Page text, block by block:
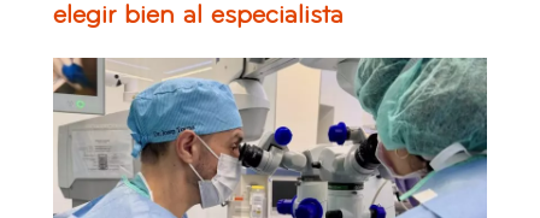
elegir bien al especialista